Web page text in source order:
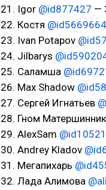
21. Igor @id877427 —
22. Костя @id5669664
23. Ivan Potapov
24. Jilbarys
25. Саламша
26. Max Shadow
27. Сергей Игнатьев
28. Гном Матершинник
29. AlexSam
30. Andrey Kladov
31. Мегапихарь
32. Лада Алимова